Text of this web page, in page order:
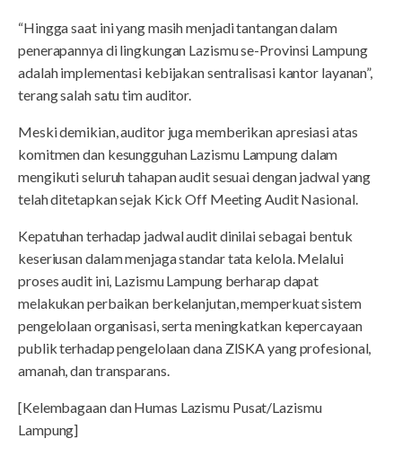
“Hingga saat ini yang masih menjadi tantangan dalam
penerapannya di lingkungan Lazismu se-Provinsi Lampung
adalah implementasi kebijakan sentralisasi kantor layanan”,
terang salah satu tim auditor.
Meski demikian, auditor juga memberikan apresiasi atas
komitmen dan kesungguhan Lazismu Lampung dalam
mengikuti seluruh tahapan audit sesuai dengan jadwal yang
telah ditetapkan sejak Kick Off Meeting Audit Nasional.
Kepatuhan terhadap jadwal audit dinilai sebagai bentuk
keseriusan dalam menjaga standar tata kelola. Melalui
proses audit ini, Lazismu Lampung berharap dapat
melakukan perbaikan berkelanjutan, memperkuat sistem
pengelolaan organisasi, serta meningkatkan kepercayaan
publik terhadap pengelolaan dana ZISKA yang profesional,
amanah, dan transparans.
[Kelembagaan dan Humas Lazismu Pusat/Lazismu
Lampung]